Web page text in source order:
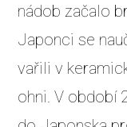
nádob začalo
Japonci se
vařili v
ohni. V období